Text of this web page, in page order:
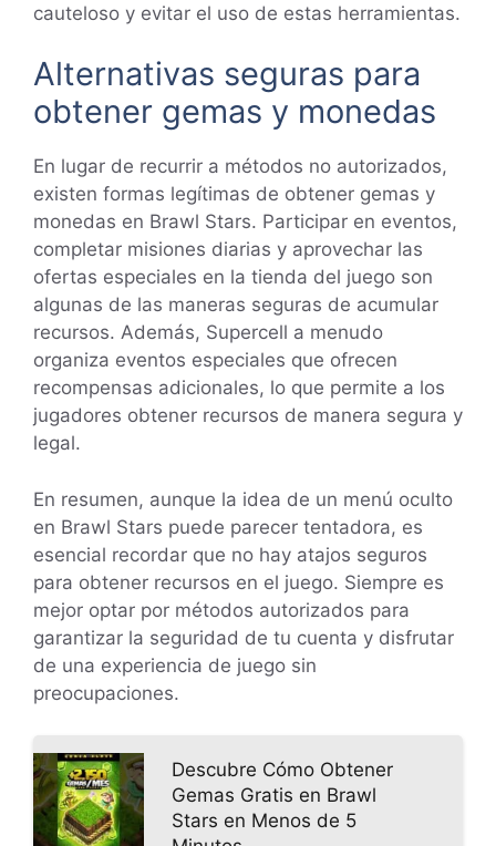
cauteloso y evitar el uso de estas herramientas.
Alternativas seguras para
obtener gemas y monedas
En lugar de recurrir a métodos no autorizados,
existen formas legítimas de obtener gemas y
monedas en Brawl Stars. Participar en eventos,
completar misiones diarias y aprovechar las
ofertas especiales en la tienda del juego son
algunas de las maneras seguras de acumular
recursos. Además, Supercell a menudo
organiza eventos especiales que ofrecen
recompensas adicionales, lo que permite a los
jugadores obtener recursos de manera segura y
legal.
En resumen, aunque la idea de un menú oculto
en Brawl Stars puede parecer tentadora, es
esencial recordar que no hay atajos seguros
para obtener recursos en el juego. Siempre es
mejor optar por métodos autorizados para
garantizar la seguridad de tu cuenta y disfrutar
de una experiencia de juego sin
preocupaciones.
Descubre Cómo Obtener
Gemas Gratis en Brawl
Stars en Menos de 5